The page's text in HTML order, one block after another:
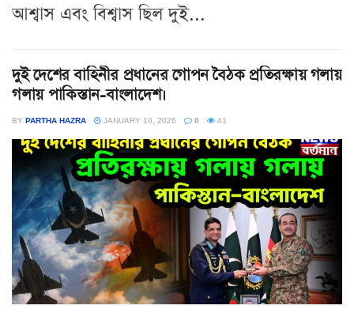
আশ্বাস এবং বিশ্বাস ছিল দুই...
দুই দেশের বাহিনীর প্রধানের গোপন বৈঠক প্রতিরক্ষায় গলায়
গলায় পাকিস্তান-বাংলাদেশ।
BY PARTHA HAZRA JANUARY 10, 2026 0 41